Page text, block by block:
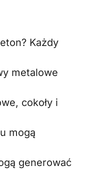
Każdy
metalowe
cokoły i
mogą
generować